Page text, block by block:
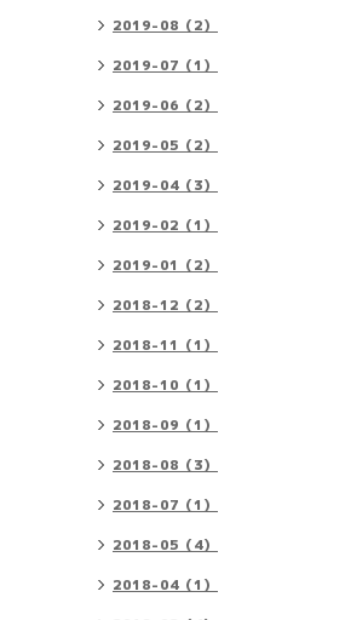
2019-08（2）
2019-07（1）
2019-06（2）
2019-05（2）
2019-04（3）
2019-02（1）
2019-01（2）
2018-12（2）
2018-11（1）
2018-10（1）
2018-09（1）
2018-08（3）
2018-07（1）
2018-05（4）
2018-04（1）